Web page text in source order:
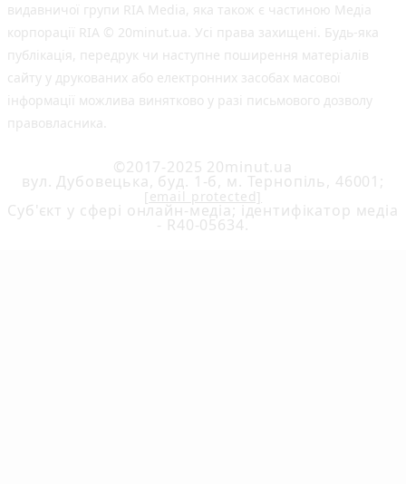
видавничої групи RIA Media, яка також є частиною Медіа
корпорації RIA © 20minut.ua. Усі права захищені. Будь-яка
публiкацiя, передрук чи наступне поширення матеріалів
сайту у друкованих або електронних засобах масової
інформації можлива винятково у разі письмового дозволу
правовласника.
©2017-2025 20minut.ua
вул. Дубовецька, буд. 1-б, м. Тернопіль, 46001;
[email protected]
Cуб'єкт у сфері онлайн-медіа; ідентифікатор медіа
- R40-05634.